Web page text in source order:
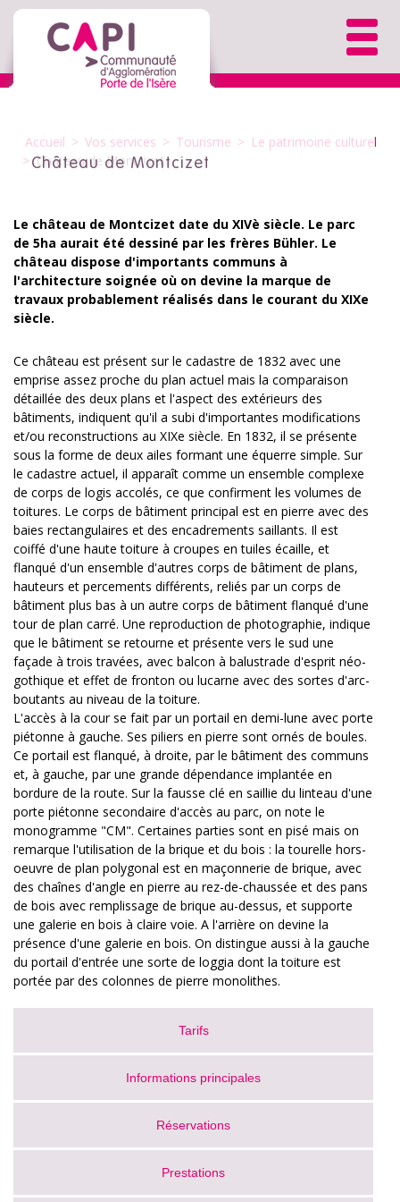
Accueil > Vos services > Tourisme > Le patrimoine culturel
>Château de Montcizet
Château de Montcizet
Le château de Montcizet date du XIVè siècle. Le parc
de 5ha aurait été dessiné par les frères Bühler. Le
château dispose d'importants communs à
l'architecture soignée où on devine la marque de
travaux probablement réalisés dans le courant du XIXe
siècle.
Ce château est présent sur le cadastre de 1832 avec une
emprise assez proche du plan actuel mais la comparaison
détaillée des deux plans et l'aspect des extérieurs des
bâtiments, indiquent qu'il a subi d'importantes modifications
et/ou reconstructions au XIXe siècle. En 1832, il se présente
sous la forme de deux ailes formant une équerre simple. Sur
le cadastre actuel, il apparaît comme un ensemble complexe
de corps de logis accolés, ce que confirment les volumes de
toitures. Le corps de bâtiment principal est en pierre avec des
baies rectangulaires et des encadrements saillants. Il est
coiffé d'une haute toiture à croupes en tuiles écaille, et
flanqué d'un ensemble d'autres corps de bâtiment de plans,
hauteurs et percements différents, reliés par un corps de
bâtiment plus bas à un autre corps de bâtiment flanqué d'une
tour de plan carré. Une reproduction de photographie, indique
que le bâtiment se retourne et présente vers le sud une
façade à trois travées, avec balcon à balustrade d'esprit néo-
gothique et effet de fronton ou lucarne avec des sortes d'arc-
boutants au niveau de la toiture.
L'accès à la cour se fait par un portail en demi-lune avec porte
piétonne à gauche. Ses piliers en pierre sont ornés de boules.
Ce portail est flanqué, à droite, par le bâtiment des communs
et, à gauche, par une grande dépendance implantée en
bordure de la route. Sur la fausse clé en saillie du linteau d'une
porte piétonne secondaire d'accès au parc, on note le
monogramme "CM". Certaines parties sont en pisé mais on
remarque l'utilisation de la brique et du bois : la tourelle hors-
oeuvre de plan polygonal est en maçonnerie de brique, avec
des chaînes d'angle en pierre au rez-de-chaussée et des pans
de bois avec remplissage de brique au-dessus, et supporte
une galerie en bois à claire voie. A l'arrière on devine la
présence d'une galerie en bois. On distingue aussi à la gauche
du portail d'entrée une sorte de loggia dont la toiture est
portée par des colonnes de pierre monolithes.
Tarifs
Informations principales
Réservations
Prestations